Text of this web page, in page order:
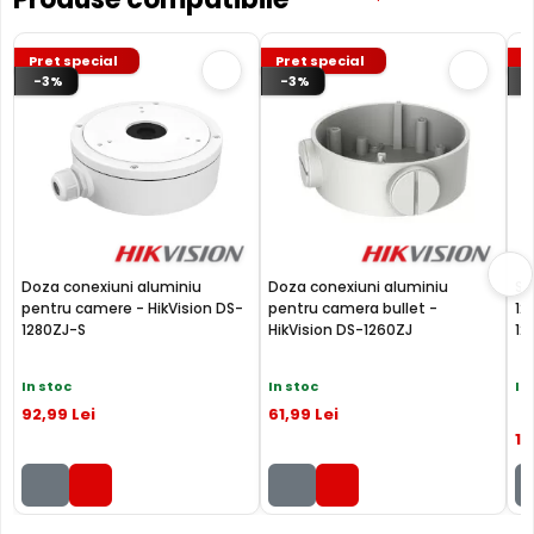
SLOT CARD
Puteti inregistra imaginile obtinute de aceasta camera
atat pe un inregistrator de tip DVR, NVR, sau chiar PC, insa
puteti inregistra si pe un card de memorie, deoarece DS-
2CD2T87G2-L-2.8 permite instalarea unui asemenea card
(neinclus).
Pret special
-3%
Doza conexiuni aluminiu
pentru camere - HikVision DS-
1280ZJ-S
In stoc
92,99 Lei
Pret special
-3%
Doza conexiuni aluminiu
pentru camera bullet -
HikVision DS-1260ZJ
In stoc
61,99 Lei
In